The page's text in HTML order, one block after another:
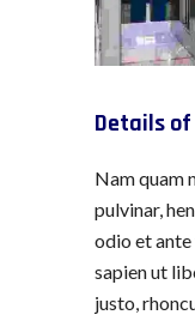
Details of
Nam quam
pulvinar,
odio et
sapien ut
justo,